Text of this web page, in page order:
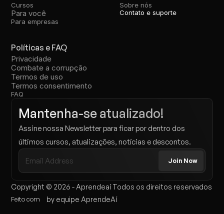
Mantenha-se atualizado!
Assine nossa Newsletter para ficar por dentro dos
últimos cursos, atualizações, notícias e descontos.
Cursos
Para você
Para empresas
Sobre nós
Contato e suporte
Políticas e FAQ
Privacidade
Combate a corrupção
Termos de uso
Termos consentimento
FAQ
Copyright © 2026 - Aprendeaí Todos os direitos reservados
Feito com by equipe AprendeAí